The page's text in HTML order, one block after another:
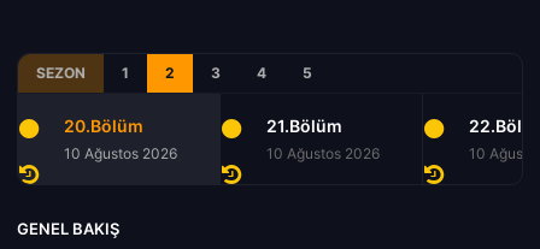
SEZON 1 2 3 4 5
20.Bölüm
10 Ağustos 2026
21.Bölüm
10 Ağustos 2026 10
GENEL BAKIŞ